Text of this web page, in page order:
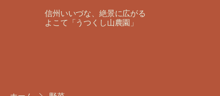
信州いいづな、絶景に広がる
よこて「うつくし山農園」